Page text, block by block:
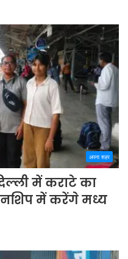
अपना शहर
में कराटे का
में करेंगे मध्य